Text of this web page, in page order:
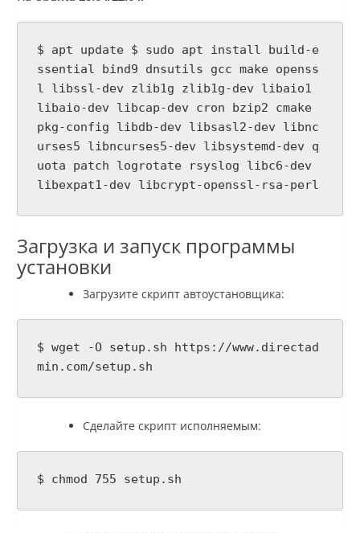
$ apt update $ sudo apt install build-e
ssential bind9 dnsutils gcc make openss
l libssl-dev zlib1g zlib1g-dev libaio1
libaio-dev libcap-dev cron bzip2 cmake
pkg-config libdb-dev libsasl2-dev libnc
urses5 libncurses5-dev libsystemd-dev q
uota patch logrotate rsyslog libc6-dev
libexpat1-dev libcrypt-openssl-rsa-perl
Загрузка и запуск программы
установки
Загрузите скрипт автоустановщика:
$ wget -O setup.sh https://www.directad
min.com/setup.sh
Сделайте скрипт исполняемым:
$ chmod 755 setup.sh